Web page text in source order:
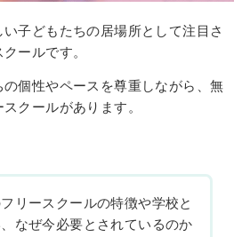
子どもたちの居場所として注目さ
ールです。
個性やペースを尊重しながら、無
クールがあります。
リースクールの特徴や学校と
なぜ今必要とされているのか